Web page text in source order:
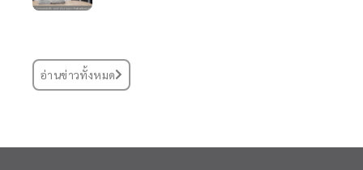
อ่านข่าวทั้งหมด